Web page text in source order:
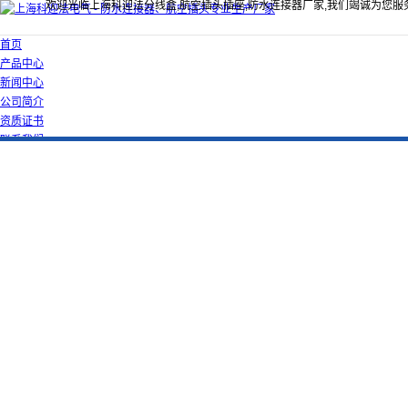
欢迎光临上海科迎法分线盒,航空插头插座,防水连接器厂家,我们竭诚为您服
首页
产品中心
新闻中心
公司简介
资质证书
联系我们